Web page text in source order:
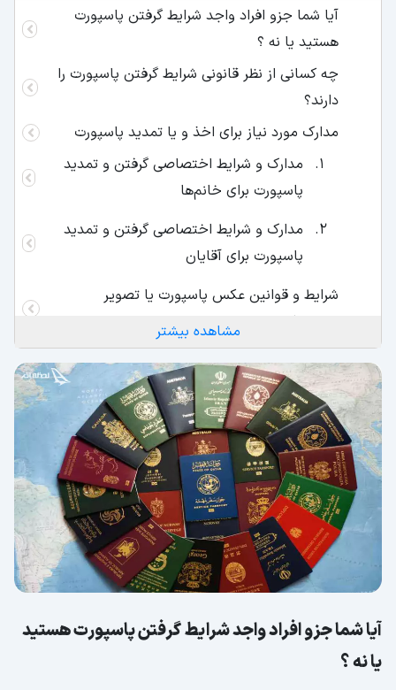
آیا شما جزو افراد واجد شرایط گرفتن پاسپورت
هستید یا نه ؟
چه کسانی از نظر قانونی شرایط گرفتن پاسپورت را
دارند؟
مدارک مورد نیاز برای اخذ و یا تمدید پاسپورت
مدارک و شرایط اختصاصی گرفتن و تمدید
پاسپورت برای خانم‌ها
مدارک و شرایط اختصاصی گرفتن و تمدید
پاسپورت برای آقایان
شرایط و قوانین عکس پاسپورت یا تصویر
بیومتریک
شرایط عکس بیومتریک یا عکس پاسپورت
برای خانم‌ها
شرایط عکس بیومتریک یا عکس پاسپورت
برای آقایان
برای گرفتن پاسپورت یا گذرنامه چقدر باید پرداخت
کنیم؟
شرایط گرفتن پاسپورت برای افراد زیر 18 سال
مدت زمان صدور پاسپورت چقدر است؟
شرایط گرفتن پاسپورت برای مشمولان سربازی
مشاهده بیشتر
آیا شما جزو افراد واجد شرایط گرفتن پاسپورت هستید
یا نه ؟